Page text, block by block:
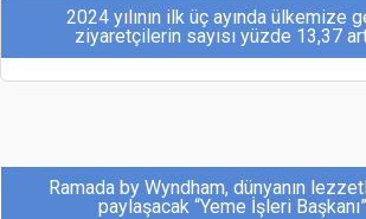
2024 yılının ilk üç ayında ülkemize
ziyaretçilerin sayısı yüzde 13,37
Ramada by Wyndham, dünyanın
paylaşacak “Yeme İşleri